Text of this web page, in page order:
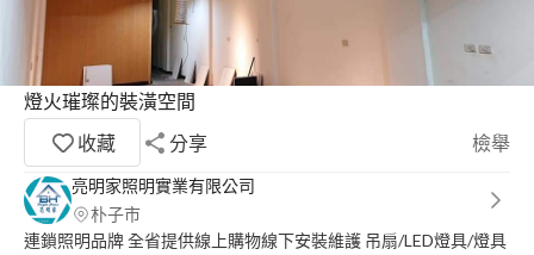
燈火璀璨的裝潢空間
收藏
分享 檢舉
亮明家照明實業有限公司
朴子市
連鎖照明品牌 全省提供線上購物線下安裝維護 吊扇/LED燈具/燈具